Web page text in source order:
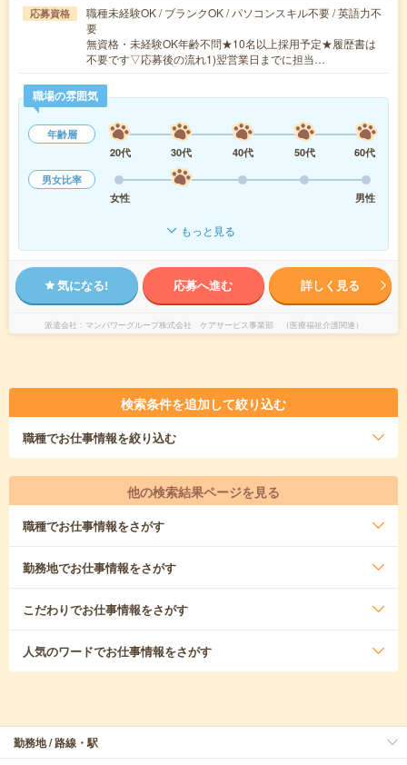
応募資格
職種未経験OK / ブランクOK / パソコンスキル不要 / 英語力不
要
無資格・未経験OK年齢不問★10名以上採用予定★履歴書は
不要です▽応募後の流れ1)翌営業日までに担当…
職場の雰囲気
年齢層
20代
30代 40代 50代
60代
男女比率
女性
男性
もっと見る
気になる! 応募へ進む 詳しく見る
派遣会社 マンパワーグループ株式会社 ケアサービス事業部 （医療福祉介護関連）
検索条件を追加して絞り込む
職種でお仕事情報を絞り込む
他の検索結果ページを見る
職種でお仕事情報をさがす
勤務地でお仕事情報をさがす
こだわりでお仕事情報をさがす
人気のワードでお仕事情報をさがす
勤務地 / 路線・駅